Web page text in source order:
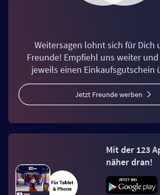
Weitersagen lohnt sich für Dich
Freunde! Empfiehl uns weiter
jeweils einen Einkaufsgutschein
Jetzt Freunde werben
Mit der 123
näher dran!